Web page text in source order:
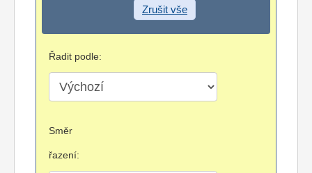
Zrušit vše
Řadit podle:
Směr
řazení: